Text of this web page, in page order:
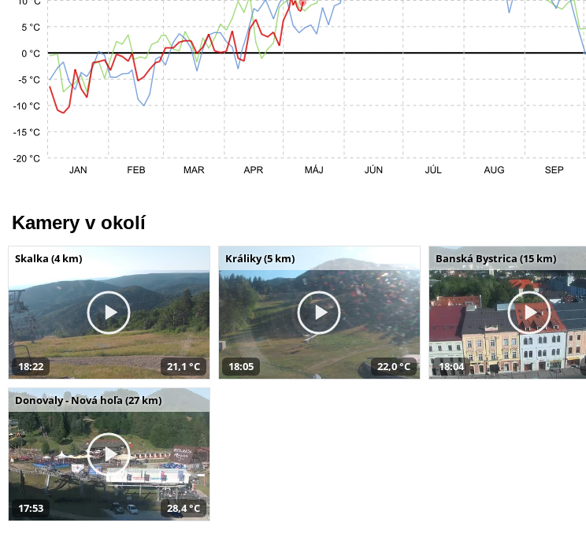
Kamery v okolí
Skalka (4 km)
18:22 21,1 °C
Králiky (5 km)
18:05 22,0 °C
Banská Bystrica (15 km)
18:04
Donovaly - Nová hoľa (27 km)
17:53 28,4 °C